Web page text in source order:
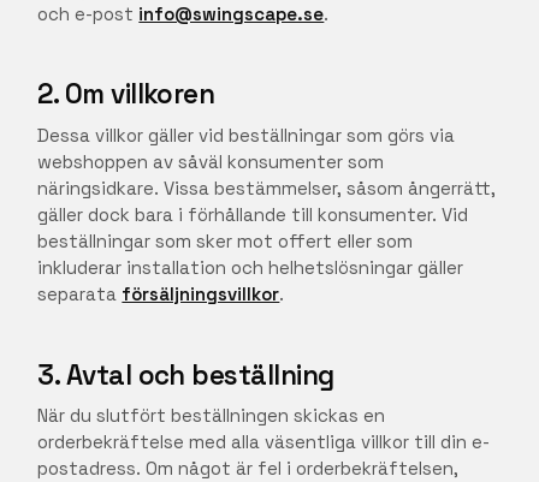
och e-post info@swingscape.se.
2. Om villkoren
Dessa villkor gäller vid beställningar som görs via
webshoppen av såväl konsumenter som
näringsidkare. Vissa bestämmelser, såsom ångerrätt,
gäller dock bara i förhållande till konsumenter. Vid
beställningar som sker mot offert eller som
inkluderar installation och helhetslösningar gäller
separata försäljningsvillkor.
3. Avtal och beställning
När du slutfört beställningen skickas en
orderbekräftelse med alla väsentliga villkor till din e-
postadress. Om något är fel i orderbekräftelsen,